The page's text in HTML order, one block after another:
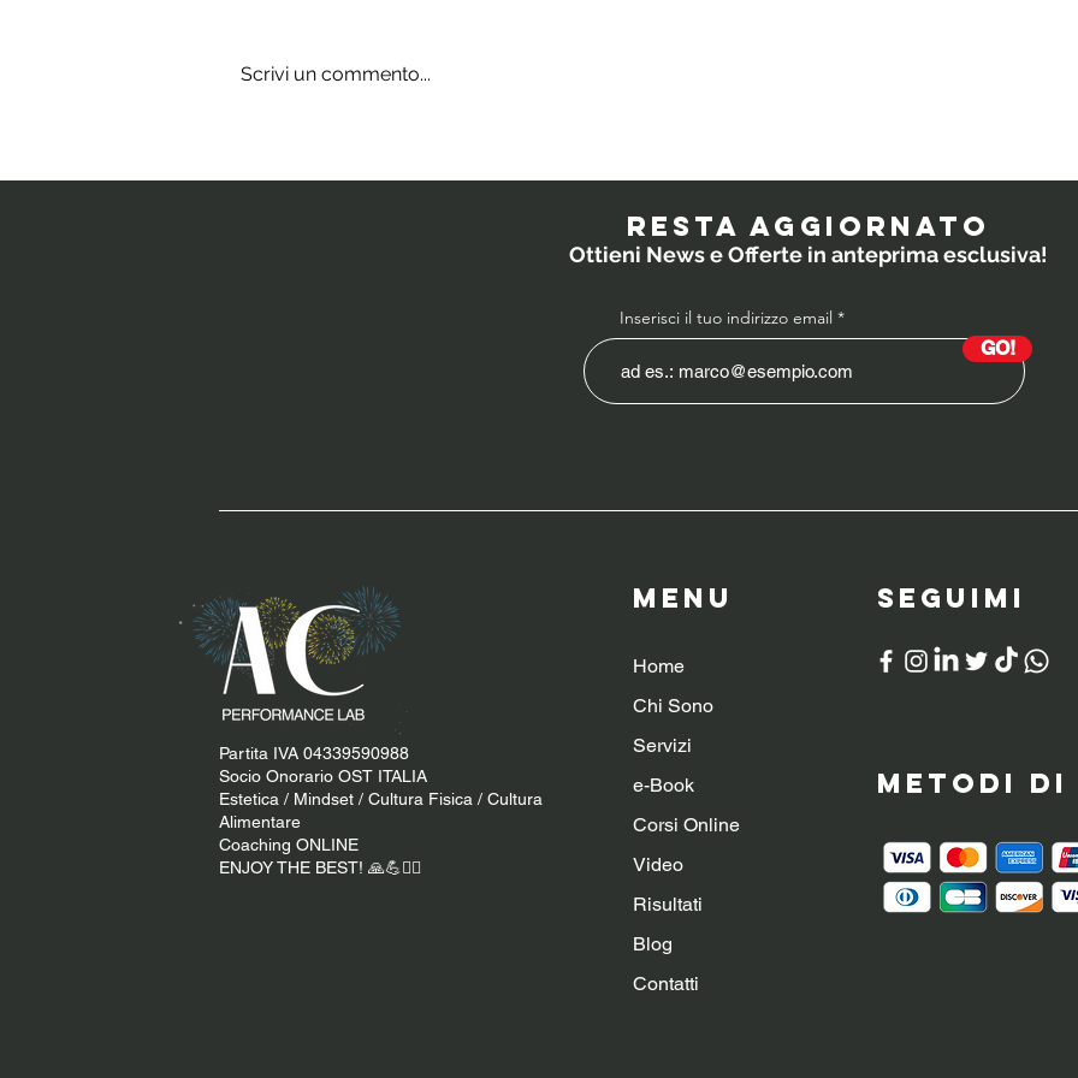
che stimolano
probiotici
medici ai
bambini?
Scrivi un commento...
RESTA AGGIORNATO
Ottieni News e Offerte in anteprima esclusiva!
Inserisci il tuo indirizzo email
GO!
Partita IVA 04339590988
Socio Onorario OST ITALIA
Estetica / Mindset / Cultura Fisica / Cultura
Alimentare
Coaching ONLINE
ENJOY THE BEST! 🙏​💪​​❤️‍🔥​
Menu
Home
Chi Sono
Servizi
e-Book
Corsi Online
Video
Risultati
Blog
Contatti
SeguiMI
Metodi di